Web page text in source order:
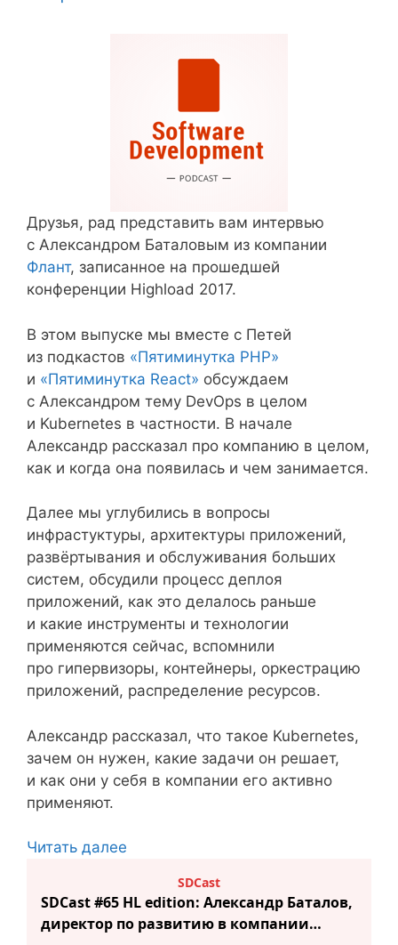
Друзья, рад представить вам интервью
с Александром Баталовым из компании
Флант, записанное на прошедшей
конференции Highload 2017.
В этом выпуске мы вместе с Петей
из подкастов «Пятиминутка PHP»
и «Пятиминутка React» обсуждаем
с Александром тему DevOps в целом
и Kubernetes в частности. В начале
Александр рассказал про компанию в целом,
как и когда она появилась и чем занимается.
Далее мы углубились в вопросы
инфрастуктуры, архитектуры приложений,
развёртывания и обслуживания больших
систем, обсудили процесс деплоя
приложений, как это делалось раньше
и какие инструменты и технологии
применяются сейчас, вспомнили
про гипервизоры, контейнеры, оркестрацию
приложений, распределение ресурсов.
Александр рассказал, что такое Kubernetes,
зачем он нужен, какие задачи он решает,
и как они у себя в компании его активно
применяют.
Читать далее